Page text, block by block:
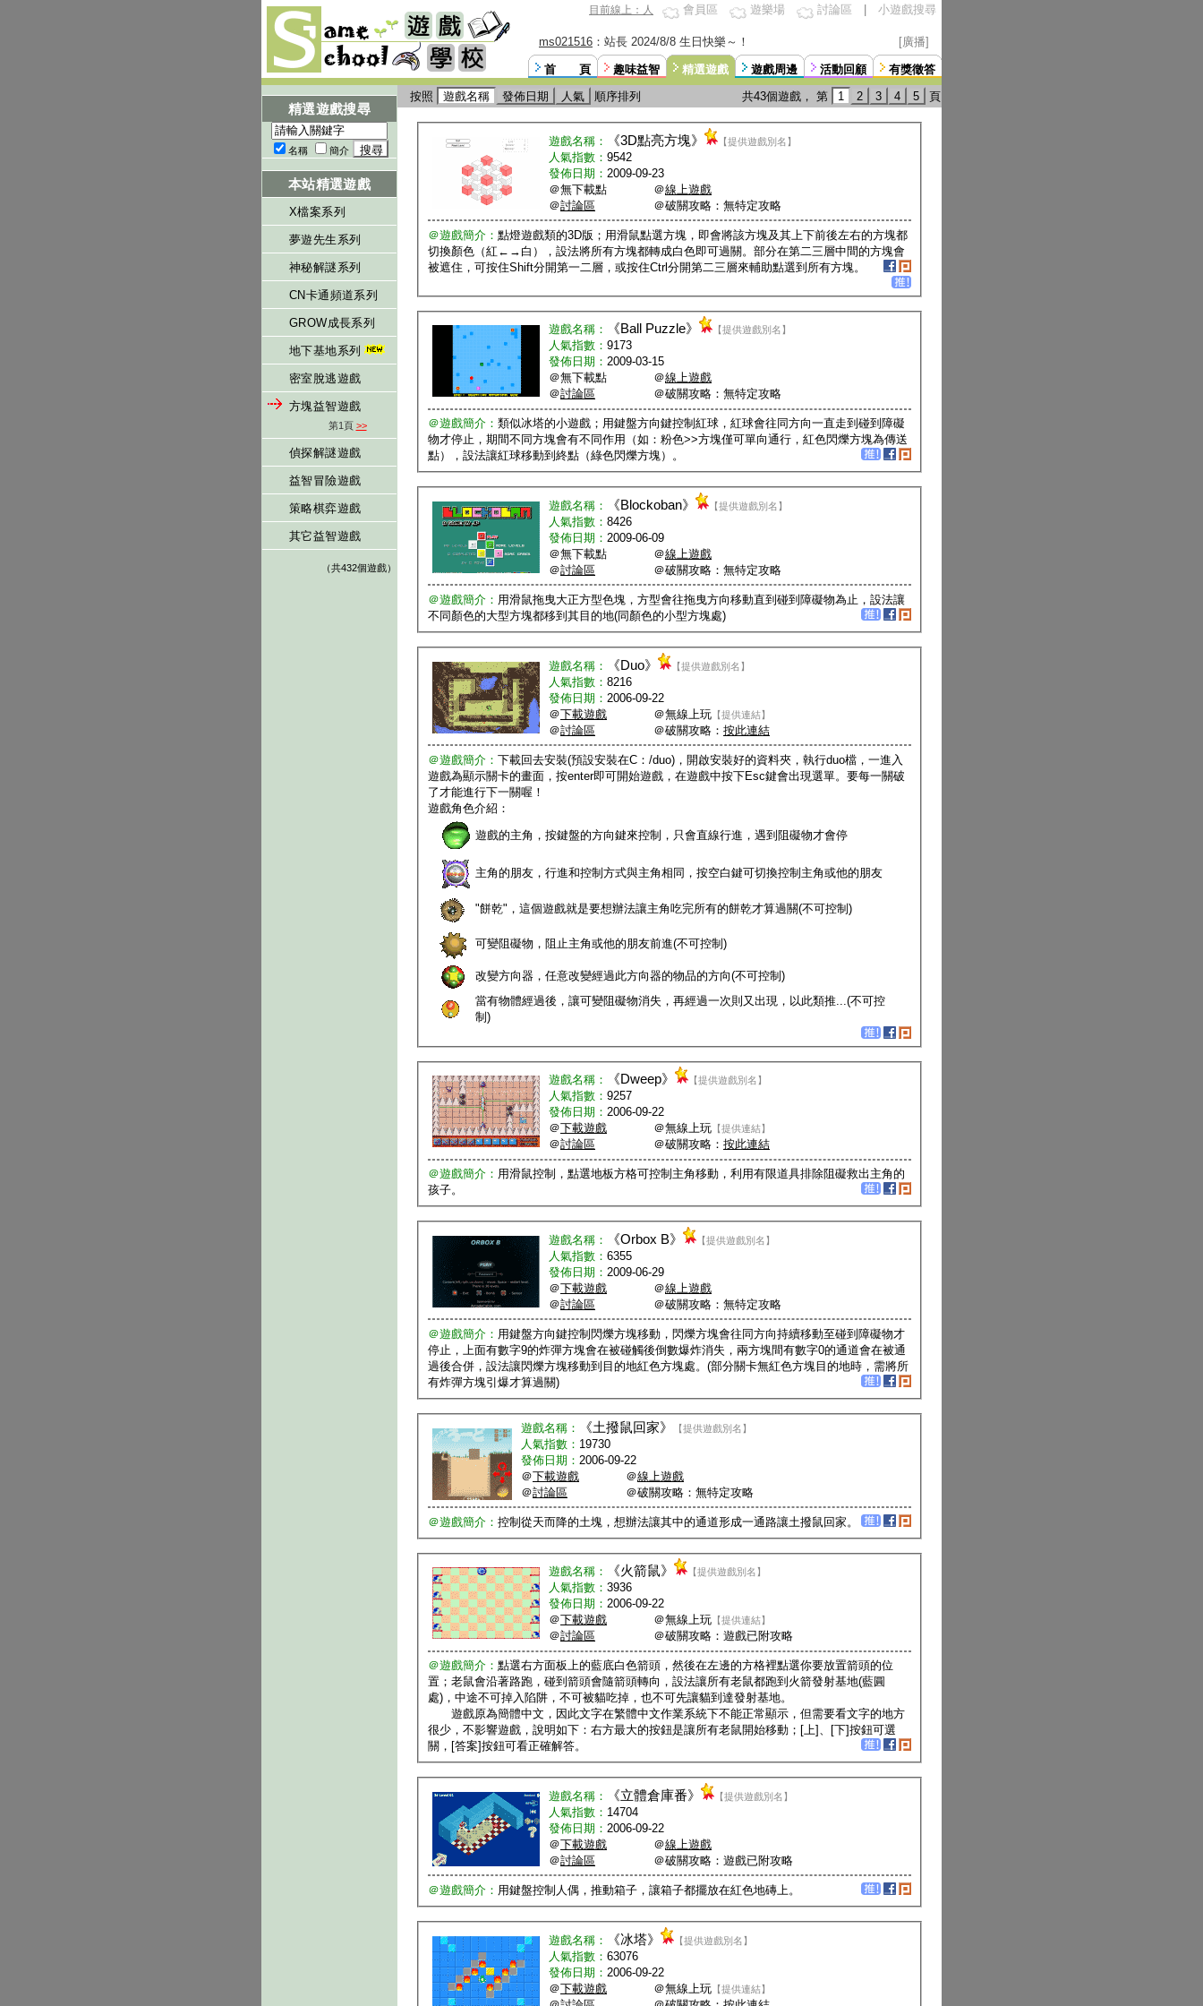
目前線上：人 會員區 遊樂場 討論區 小遊戲搜尋
ms021516 ：站長 2024/8/8 生日快樂～！ [廣播]
首 頁 趣味益智 精選遊戲 遊戲周邊 活動回顧 有獎徵答
精選遊戲搜尋
名稱 簡介
本站精選遊戲
X檔案系列
夢遊先生系列
神秘解謎系列
CN卡通頻道系列
GROW成長系列
地下基地系列
密室脫逃遊戲
方塊益智遊戲
第1頁 >>
偵探解謎遊戲
益智冒險遊戲
策略棋弈遊戲
其它益智遊戲
（共432個遊戲）
按照 遊戲名稱 發佈日期 人氣 順序排列 共43個遊戲， 第 1 2 3 4 5 頁
遊戲名稱： 《3D點亮方塊》 【提供遊戲別名】
人氣指數： 9542
發佈日期： 2009-09-23
＠無下載點 ＠線上遊戲
＠討論區 ＠破關攻略：無特定攻略
＠遊戲簡介： 點燈遊戲類的3D版；用滑鼠點選方塊，即會將該方塊及其上下前後左右的方塊都
切換顏色（紅←→白），設法將所有方塊都轉成白色即可過關。部分在第二三層中間的方塊會
被遮住，可按住Shift分開第一二層，或按住Ctrl分開第二三層來輔助點選到所有方塊。
遊戲名稱： 《Ball Puzzle》 【提供遊戲別名】
人氣指數： 9173
發佈日期： 2009-03-15
＠無下載點 ＠線上遊戲
＠討論區 ＠破關攻略：無特定攻略
＠遊戲簡介： 類似冰塔的小遊戲；用鍵盤方向鍵控制紅球，紅球會往同方向一直走到碰到障礙
物才停止，期間不同方塊會有不同作用（如：粉色>>方塊僅可單向通行，紅色閃爍方塊為傳送
點），設法讓紅球移動到終點（綠色閃爍方塊）。
遊戲名稱： 《Blockoban》 【提供遊戲別名】
人氣指數： 8426
發佈日期： 2009-06-09
＠無下載點 ＠線上遊戲
＠討論區 ＠破關攻略：無特定攻略
＠遊戲簡介： 用滑鼠拖曳大正方型色塊，方型會往拖曳方向移動直到碰到障礙物為止，設法讓
不同顏色的大型方塊都移到其目的地(同顏色的小型方塊處)
遊戲名稱： 《Duo》 【提供遊戲別名】
人氣指數： 8216
發佈日期： 2006-09-22
＠下載遊戲 ＠無線上玩 【提供連結】
＠討論區 ＠破關攻略： 按此連結
＠遊戲簡介： 下載回去安裝(預設安裝在C：/duo)，開啟安裝好的資料夾，執行duo檔，一進入
遊戲為顯示關卡的畫面，按enter即可開始遊戲，在遊戲中按下Esc鍵會出現選單。要每一關破
了才能進行下一關喔！
遊戲角色介紹：
遊戲的主角，按鍵盤的方向鍵來控制，只會直線行進，遇到阻礙物才會停
主角的朋友，行進和控制方式與主角相同，按空白鍵可切換控制主角或他的朋友
"餅乾"，這個遊戲就是要想辦法讓主角吃完所有的餅乾才算過關(不可控制)
可變阻礙物，阻止主角或他的朋友前進(不可控制)
改變方向器，任意改變經過此方向器的物品的方向(不可控制)
當有物體經過後，讓可變阻礙物消失，再經過一次則又出現，以此類推...(不可控
制)
遊戲名稱： 《Dweep》 【提供遊戲別名】
人氣指數： 9257
發佈日期： 2006-09-22
＠下載遊戲 ＠無線上玩 【提供連結】
＠討論區 ＠破關攻略： 按此連結
＠遊戲簡介： 用滑鼠控制，點選地板方格可控制主角移動，利用有限道具排除阻礙救出主角的
孩子。
遊戲名稱： 《Orbox B》 【提供遊戲別名】
人氣指數： 6355
發佈日期： 2009-06-29
＠下載遊戲 ＠線上遊戲
＠討論區 ＠破關攻略：無特定攻略
＠遊戲簡介： 用鍵盤方向鍵控制閃爍方塊移動，閃爍方塊會往同方向持續移動至碰到障礙物才
停止，上面有數字9的炸彈方塊會在被碰觸後倒數爆炸消失，兩方塊間有數字0的通道會在被通
過後合併，設法讓閃爍方塊移動到目的地紅色方塊處。(部分關卡無紅色方塊目的地時，需將所
有炸彈方塊引爆才算過關)
遊戲名稱： 《土撥鼠回家》 【提供遊戲別名】
人氣指數： 19730
發佈日期： 2006-09-22
＠下載遊戲 ＠線上遊戲
＠討論區 ＠破關攻略：無特定攻略
＠遊戲簡介： 控制從天而降的土塊，想辦法讓其中的通道形成一通路讓土撥鼠回家。
遊戲名稱： 《火箭鼠》 【提供遊戲別名】
人氣指數： 3936
發佈日期： 2006-09-22
＠下載遊戲 ＠無線上玩 【提供連結】
＠討論區 ＠破關攻略：遊戲已附攻略
＠遊戲簡介： 點選右方面板上的藍底白色箭頭，然後在左邊的方格裡點選你要放置箭頭的位
置；老鼠會沿著路跑，碰到箭頭會隨箭頭轉向，設法讓所有老鼠都跑到火箭發射基地(藍圓
處)，中途不可掉入陷阱，不可被貓吃掉，也不可先讓貓到達發射基地。
遊戲原為簡體中文，因此文字在繁體中文作業系統下不能正常顯示，但需要看文字的地方
很少，不影響遊戲，說明如下：右方最大的按鈕是讓所有老鼠開始移動；[上]、[下]按鈕可選
關，[答案]按鈕可看正確解答。
遊戲名稱： 《立體倉庫番》 【提供遊戲別名】
人氣指數： 14704
發佈日期： 2006-09-22
＠下載遊戲 ＠線上遊戲
＠討論區 ＠破關攻略：遊戲已附攻略
＠遊戲簡介： 用鍵盤控制人偶，推動箱子，讓箱子都擺放在紅色地磚上。
遊戲名稱： 《冰塔》 【提供遊戲別名】
人氣指數： 63076
發佈日期： 2006-09-22
＠下載遊戲 ＠無線上玩 【提供連結】